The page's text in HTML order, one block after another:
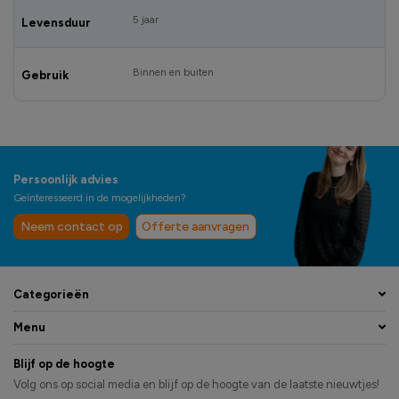
Levensduur 5 jaar
Gebruik Binnen en buiten
Persoonlijk advies
Geïnteresseerd in de mogelijkheden?
Neem contact op Offerte aanvragen
Categorieën
Menu
Blijf op de hoogte
Volg ons op social media en blijf op de hoogte van de laatste nieuwtjes!